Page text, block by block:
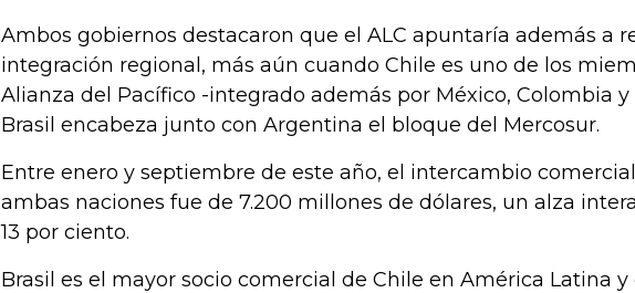
Ambos gobiernos destacaron que el ALC apuntaría además a
integración regional, más aún cuando Chile es uno de los
Alianza del Pacífico -integrado además por México, Colombia y
Brasil encabeza junto con Argentina el bloque del Mercosur.
Entre enero y septiembre de este año, el intercambio
ambas naciones fue de 7.200 millones de dólares, un alza
13 por ciento.
Brasil es el mayor socio comercial de Chile en América Latina y